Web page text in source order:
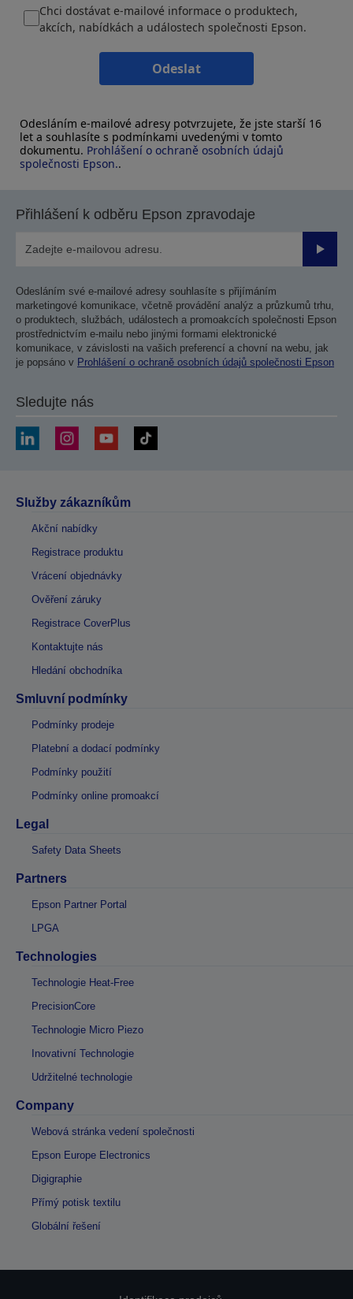
Chci dostávat e-mailové informace o produktech,
akcích, nabídkách a událostech společnosti Epson.
Odeslat
Odesláním e-mailové adresy potvrzujete, že jste starší 16
let a souhlasíte s podmínkami uvedenými v tomto
dokumentu. Prohlášení o ochraně osobních údajů
společnosti Epson..
Přihlášení k odběru Epson zpravodaje
Odesláním své e-mailové adresy souhlasíte s přijímáním
marketingové komunikace, včetně provádění analýz a průzkumů trhu,
o produktech, službách, událostech a promoakcích společnosti Epson
prostřednictvím e-mailu nebo jinými formami elektronické
komunikace, v závislosti na vašich preferencí a chovní na webu, jak
je popsáno v Prohlášení o ochraně osobních údajů společnosti Epson
Sledujte nás
Služby zákazníkům
Akční nabídky
Registrace produktu
Vrácení objednávky
Ověření záruky
Registrace CoverPlus
Kontaktujte nás
Hledání obchodníka
Smluvní podmínky
Podmínky prodeje
Platební a dodací podmínky
Podmínky použití
Podmínky online promoakcí
Legal
Safety Data Sheets
Partners
Epson Partner Portal
LPGA
Technologies
Technologie Heat-Free
PrecisionCore
Technologie Micro Piezo
Inovativní Technologie
Udržitelné technologie
Company
Webová stránka vedení společnosti
Epson Europe Electronics
Digigraphie
Přímý potisk textilu
Globální řešení